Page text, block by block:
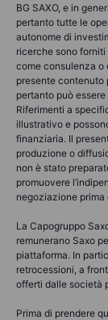
BG SAXO, e in
pertanto tutte le
autonome di
ricerche sono
come consulenza o
presente contenuto
pertanto può
Riferimenti a
illustrativo e
finanziaria. Il
produzione o
non è stato
promuovere
negoziazione prima
La Capogruppo
remunerano Saxo
piattaforma. In
retrocessioni, a
offerti dalle società
Prima di prendere